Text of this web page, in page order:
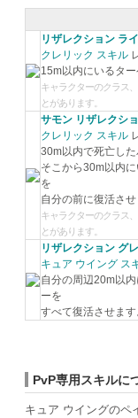
リザレクション ラ
クレリック スキル
15m以内にいるタ
キャラクターのクラス
とがあります。
サモン リザレクシ
クレリック スキル
30m以内で死亡し
そこから30m以内
を
自分の前に復活さ
キャラクターのクラス
とがあります。
リザレクション グ
キュア ウイング ス
自分の周辺20m以
ーを
すべて復活させま
PvP専用スキルに
キュア ウイングのペ